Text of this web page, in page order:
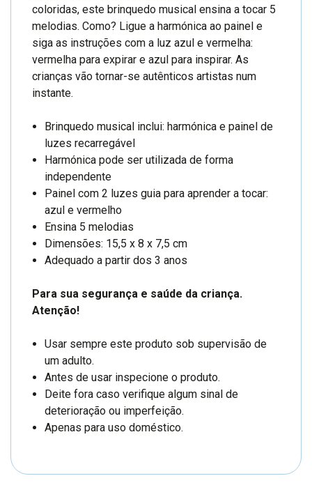
coloridas, este brinquedo musical ensina a tocar 5
melodias. Como? Ligue a harmónica ao painel e
siga as instruções com a luz azul e vermelha:
vermelha para expirar e azul para inspirar. As
crianças vão tornar-se autênticos artistas num
instante.
Brinquedo musical inclui: harmónica e painel de
luzes recarregável
Harmónica pode ser utilizada de forma
independente
Painel com 2 luzes guia para aprender a tocar:
azul e vermelho
Ensina 5 melodias
Dimensões: 15,5 x 8 x 7,5 cm
Adequado a partir dos 3 anos
Para sua segurança e saúde da criança.
Atenção!
Usar sempre este produto sob supervisão de
um adulto.
Antes de usar inspecione o produto.
Deite fora caso verifique algum sinal de
deterioração ou imperfeição.
Apenas para uso doméstico.